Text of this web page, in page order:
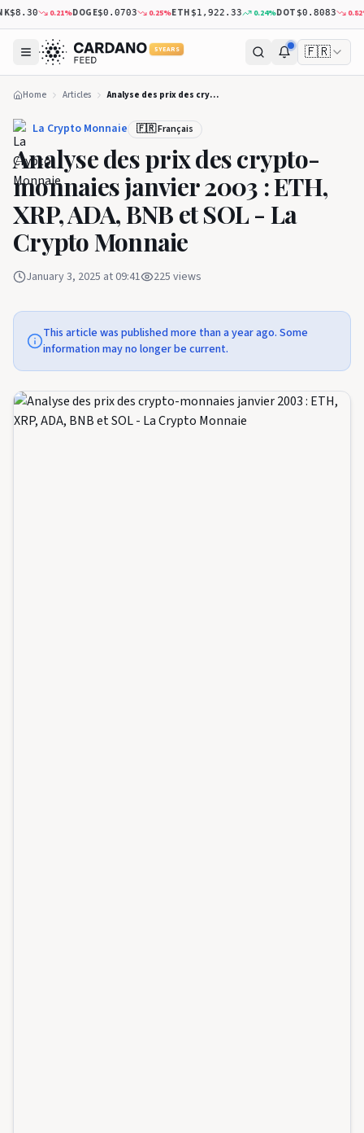
$8.30 0.21%DOGE$0.0703 0.25%ETH$1,922.33 0.24%DOT$0.8083 0.82%
5 YEARS 🇫🇷
Home Articles Analyse des prix des crypto-monnaies janvier 2003 : ETH, XRP, ADA, BNB et SOL - La Crypto Monnaie
La Crypto Monnaie 🇫🇷 Français
Analyse des prix des crypto-
monnaies janvier 2003 : ETH,
XRP, ADA, BNB et SOL - La
Crypto Monnaie
January 3, 2025 at 09:41 225 views
This article was published more than a year ago. Some
information may no longer be current.